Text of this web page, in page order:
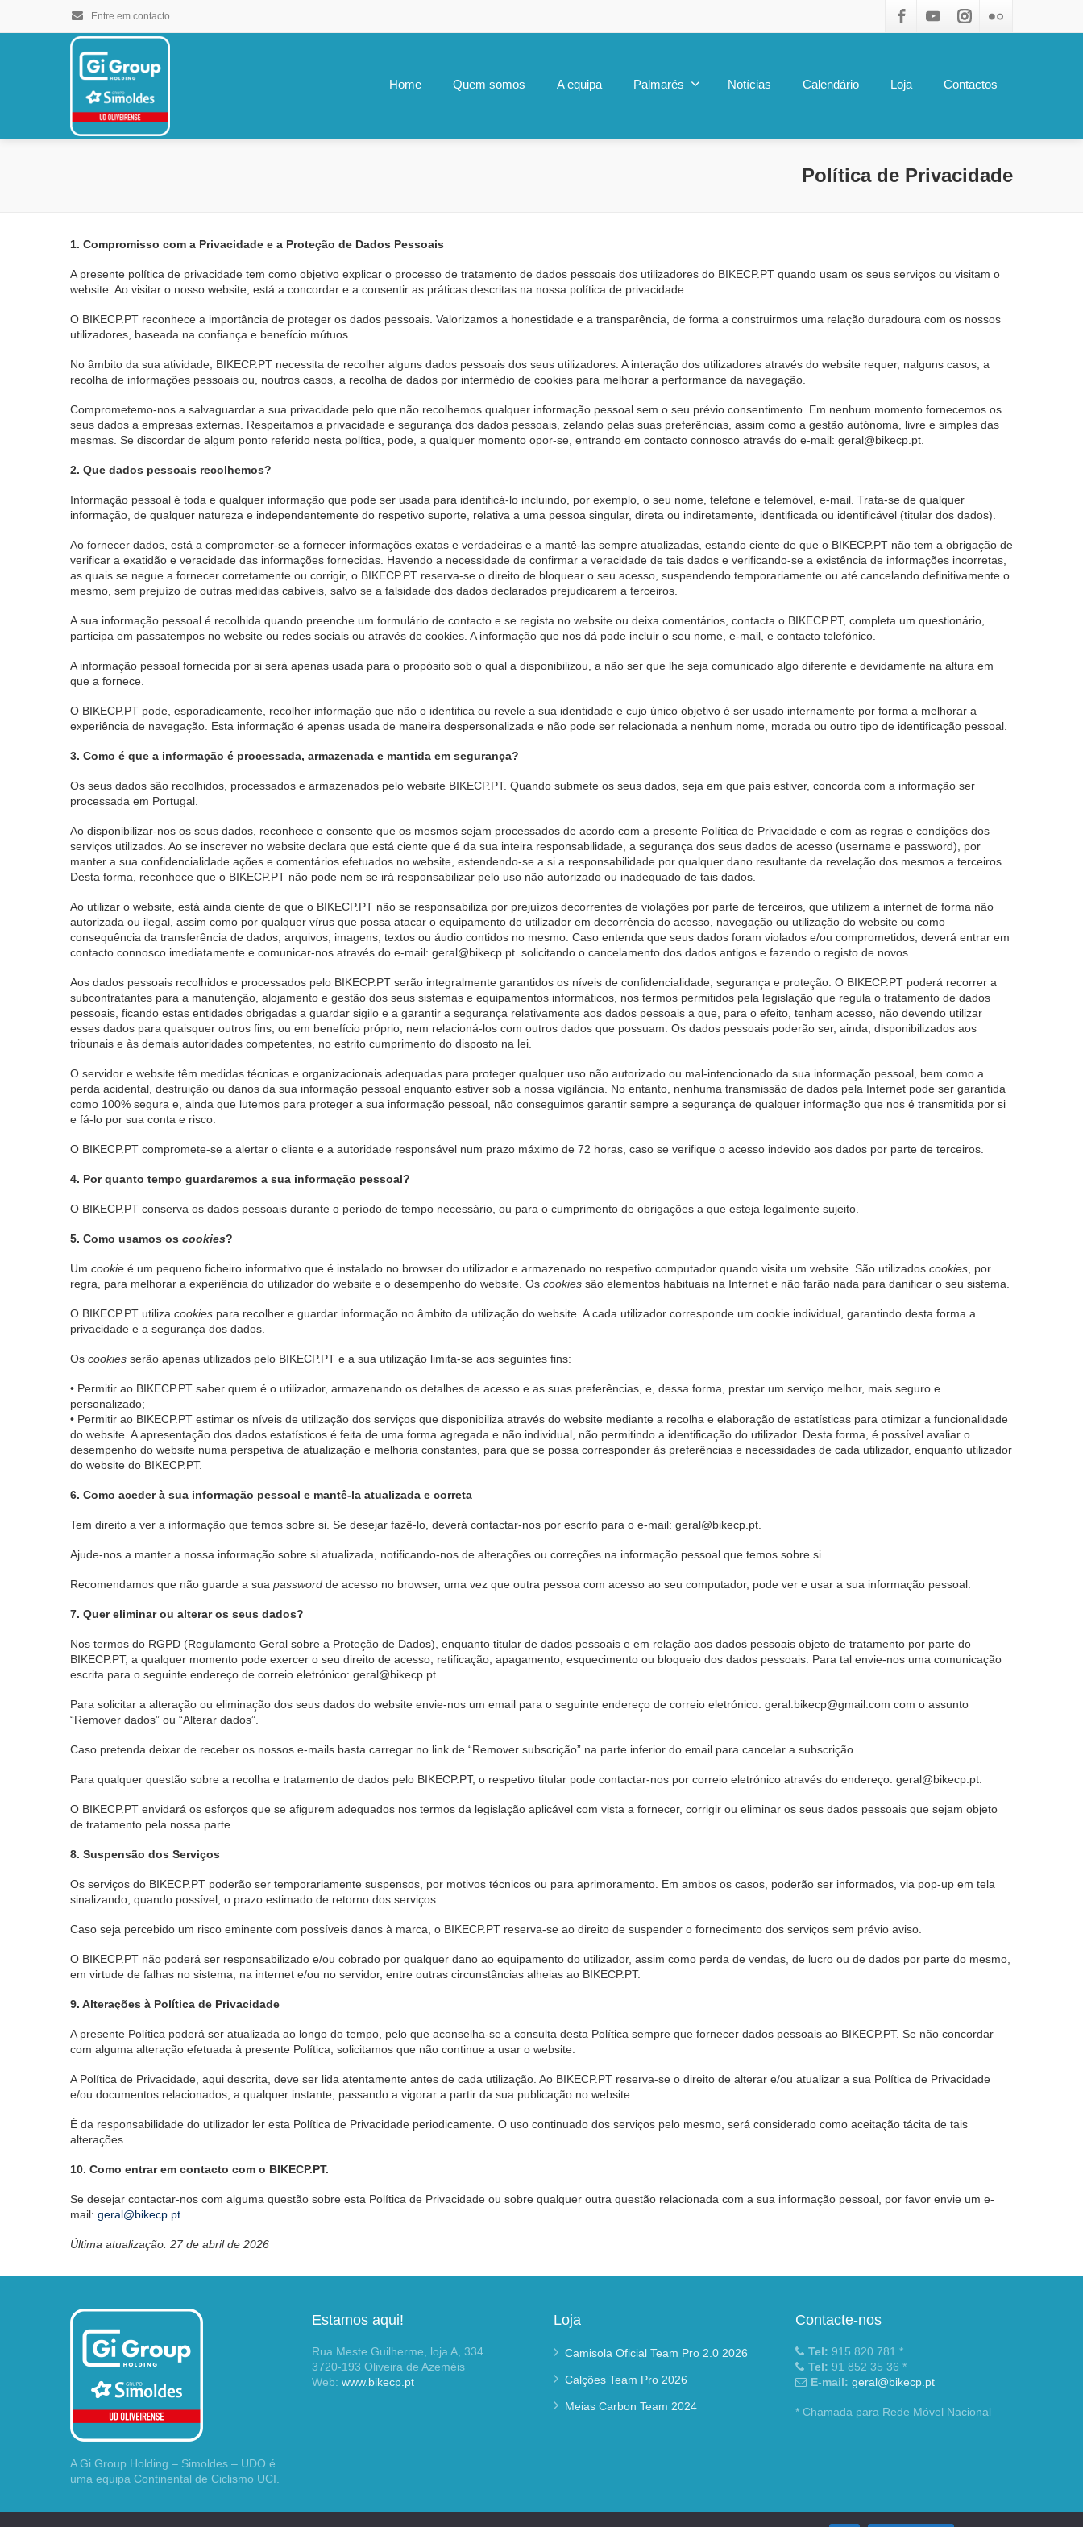
Entre em contacto
Home Quem somos A equipa Palmarés Notícias Calendário Loja Contactos
Política de Privacidade
1. Compromisso com a Privacidade e a Proteção de Dados Pessoais
A presente política de privacidade tem como objetivo explicar o processo de tratamento de dados pessoais dos utilizadores do BIKECP.PT quando usam os seus serviços ou visitam o
website. Ao visitar o nosso website, está a concordar e a consentir as práticas descritas na nossa política de privacidade.
O BIKECP.PT reconhece a importância de proteger os dados pessoais. Valorizamos a honestidade e a transparência, de forma a construirmos uma relação duradoura com os nossos
utilizadores, baseada na confiança e benefício mútuos.
No âmbito da sua atividade, BIKECP.PT necessita de recolher alguns dados pessoais dos seus utilizadores. A interação dos utilizadores através do website requer, nalguns casos, a
recolha de informações pessoais ou, noutros casos, a recolha de dados por intermédio de cookies para melhorar a performance da navegação.
Comprometemo-nos a salvaguardar a sua privacidade pelo que não recolhemos qualquer informação pessoal sem o seu prévio consentimento. Em nenhum momento fornecemos os
seus dados a empresas externas. Respeitamos a privacidade e segurança dos dados pessoais, zelando pelas suas preferências, assim como a gestão autónoma, livre e simples das
mesmas. Se discordar de algum ponto referido nesta política, pode, a qualquer momento opor-se, entrando em contacto connosco através do e-mail: geral@bikecp.pt.
2. Que dados pessoais recolhemos?
Informação pessoal é toda e qualquer informação que pode ser usada para identificá-lo incluindo, por exemplo, o seu nome, telefone e telemóvel, e-mail. Trata-se de qualquer
informação, de qualquer natureza e independentemente do respetivo suporte, relativa a uma pessoa singular, direta ou indiretamente, identificada ou identificável (titular dos dados).
Ao fornecer dados, está a comprometer-se a fornecer informações exatas e verdadeiras e a mantê-las sempre atualizadas, estando ciente de que o BIKECP.PT não tem a obrigação de
verificar a exatidão e veracidade das informações fornecidas. Havendo a necessidade de confirmar a veracidade de tais dados e verificando-se a existência de informações incorretas,
as quais se negue a fornecer corretamente ou corrigir, o BIKECP.PT reserva-se o direito de bloquear o seu acesso, suspendendo temporariamente ou até cancelando definitivamente o
mesmo, sem prejuízo de outras medidas cabíveis, salvo se a falsidade dos dados declarados prejudicarem a terceiros.
A sua informação pessoal é recolhida quando preenche um formulário de contacto e se regista no website ou deixa comentários, contacta o BIKECP.PT, completa um questionário,
participa em passatempos no website ou redes sociais ou através de cookies. A informação que nos dá pode incluir o seu nome, e-mail, e contacto telefónico.
A informação pessoal fornecida por si será apenas usada para o propósito sob o qual a disponibilizou, a não ser que lhe seja comunicado algo diferente e devidamente na altura em
que a fornece.
O BIKECP.PT pode, esporadicamente, recolher informação que não o identifica ou revele a sua identidade e cujo único objetivo é ser usado internamente por forma a melhorar a
experiência de navegação. Esta informação é apenas usada de maneira despersonalizada e não pode ser relacionada a nenhum nome, morada ou outro tipo de identificação pessoal.
3. Como é que a informação é processada, armazenada e mantida em segurança?
Os seus dados são recolhidos, processados e armazenados pelo website BIKECP.PT. Quando submete os seus dados, seja em que país estiver, concorda com a informação ser
processada em Portugal.
Ao disponibilizar-nos os seus dados, reconhece e consente que os mesmos sejam processados de acordo com a presente Política de Privacidade e com as regras e condições dos
serviços utilizados. Ao se inscrever no website declara que está ciente que é da sua inteira responsabilidade, a segurança dos seus dados de acesso (username e password), por
manter a sua confidencialidade ações e comentários efetuados no website, estendendo-se a si a responsabilidade por qualquer dano resultante da revelação dos mesmos a terceiros.
Desta forma, reconhece que o BIKECP.PT não pode nem se irá responsabilizar pelo uso não autorizado ou inadequado de tais dados.
Ao utilizar o website, está ainda ciente de que o BIKECP.PT não se responsabiliza por prejuízos decorrentes de violações por parte de terceiros, que utilizem a internet de forma não
autorizada ou ilegal, assim como por qualquer vírus que possa atacar o equipamento do utilizador em decorrência do acesso, navegação ou utilização do website ou como
consequência da transferência de dados, arquivos, imagens, textos ou áudio contidos no mesmo. Caso entenda que seus dados foram violados e/ou comprometidos, deverá entrar em
contacto connosco imediatamente e comunicar-nos através do e-mail: geral@bikecp.pt. solicitando o cancelamento dos dados antigos e fazendo o registo de novos.
Aos dados pessoais recolhidos e processados pelo BIKECP.PT serão integralmente garantidos os níveis de confidencialidade, segurança e proteção. O BIKECP.PT poderá recorrer a
subcontratantes para a manutenção, alojamento e gestão dos seus sistemas e equipamentos informáticos, nos termos permitidos pela legislação que regula o tratamento de dados
pessoais, ficando estas entidades obrigadas a guardar sigilo e a garantir a segurança relativamente aos dados pessoais a que, para o efeito, tenham acesso, não devendo utilizar
esses dados para quaisquer outros fins, ou em benefício próprio, nem relacioná-los com outros dados que possuam. Os dados pessoais poderão ser, ainda, disponibilizados aos
tribunais e às demais autoridades competentes, no estrito cumprimento do disposto na lei.
O servidor e website têm medidas técnicas e organizacionais adequadas para proteger qualquer uso não autorizado ou mal-intencionado da sua informação pessoal, bem como a
perda acidental, destruição ou danos da sua informação pessoal enquanto estiver sob a nossa vigilância. No entanto, nenhuma transmissão de dados pela Internet pode ser garantida
como 100% segura e, ainda que lutemos para proteger a sua informação pessoal, não conseguimos garantir sempre a segurança de qualquer informação que nos é transmitida por si
e fá-lo por sua conta e risco.
O BIKECP.PT compromete-se a alertar o cliente e a autoridade responsável num prazo máximo de 72 horas, caso se verifique o acesso indevido aos dados por parte de terceiros.
4. Por quanto tempo guardaremos a sua informação pessoal?
O BIKECP.PT conserva os dados pessoais durante o período de tempo necessário, ou para o cumprimento de obrigações a que esteja legalmente sujeito.
5. Como usamos os cookies?
Um cookie é um pequeno ficheiro informativo que é instalado no browser do utilizador e armazenado no respetivo computador quando visita um website. São utilizados cookies , por
regra, para melhorar a experiência do utilizador do website e o desempenho do website. Os cookies são elementos habituais na Internet e não farão nada para danificar o seu sistema.
O BIKECP.PT utiliza cookies para recolher e guardar informação no âmbito da utilização do website. A cada utilizador corresponde um cookie individual, garantindo desta forma a
privacidade e a segurança dos dados.
Os cookies serão apenas utilizados pelo BIKECP.PT e a sua utilização limita-se aos seguintes fins:
• Permitir ao BIKECP.PT saber quem é o utilizador, armazenando os detalhes de acesso e as suas preferências, e, dessa forma, prestar um serviço melhor, mais seguro e
personalizado;
• Permitir ao BIKECP.PT estimar os níveis de utilização dos serviços que disponibiliza através do website mediante a recolha e elaboração de estatísticas para otimizar a funcionalidade
do website. A apresentação dos dados estatísticos é feita de uma forma agregada e não individual, não permitindo a identificação do utilizador. Desta forma, é possível avaliar o
desempenho do website numa perspetiva de atualização e melhoria constantes, para que se possa corresponder às preferências e necessidades de cada utilizador, enquanto utilizador
do website do BIKECP.PT.
6. Como aceder à sua informação pessoal e mantê-la atualizada e correta
Tem direito a ver a informação que temos sobre si. Se desejar fazê-lo, deverá contactar-nos por escrito para o e-mail: geral@bikecp.pt.
Ajude-nos a manter a nossa informação sobre si atualizada, notificando-nos de alterações ou correções na informação pessoal que temos sobre si.
Recomendamos que não guarde a sua password de acesso no browser, uma vez que outra pessoa com acesso ao seu computador, pode ver e usar a sua informação pessoal.
7. Quer eliminar ou alterar os seus dados?
Nos termos do RGPD (Regulamento Geral sobre a Proteção de Dados), enquanto titular de dados pessoais e em relação aos dados pessoais objeto de tratamento por parte do
BIKECP.PT, a qualquer momento pode exercer o seu direito de acesso, retificação, apagamento, esquecimento ou bloqueio dos dados pessoais. Para tal envie-nos uma comunicação
escrita para o seguinte endereço de correio eletrónico: geral@bikecp.pt.
Para solicitar a alteração ou eliminação dos seus dados do website envie-nos um email para o seguinte endereço de correio eletrónico: geral.bikecp@gmail.com com o assunto
“Remover dados” ou “Alterar dados”.
Caso pretenda deixar de receber os nossos e-mails basta carregar no link de “Remover subscrição” na parte inferior do email para cancelar a subscrição.
Para qualquer questão sobre a recolha e tratamento de dados pelo BIKECP.PT, o respetivo titular pode contactar-nos por correio eletrónico através do endereço: geral@bikecp.pt.
O BIKECP.PT envidará os esforços que se afigurem adequados nos termos da legislação aplicável com vista a fornecer, corrigir ou eliminar os seus dados pessoais que sejam objeto
de tratamento pela nossa parte.
8. Suspensão dos Serviços
Os serviços do BIKECP.PT poderão ser temporariamente suspensos, por motivos técnicos ou para aprimoramento. Em ambos os casos, poderão ser informados, via pop-up em tela
sinalizando, quando possível, o prazo estimado de retorno dos serviços.
Caso seja percebido um risco eminente com possíveis danos à marca, o BIKECP.PT reserva-se ao direito de suspender o fornecimento dos serviços sem prévio aviso.
O BIKECP.PT não poderá ser responsabilizado e/ou cobrado por qualquer dano ao equipamento do utilizador, assim como perda de vendas, de lucro ou de dados por parte do mesmo,
em virtude de falhas no sistema, na internet e/ou no servidor, entre outras circunstâncias alheias ao BIKECP.PT.
9. Alterações à Política de Privacidade
A presente Política poderá ser atualizada ao longo do tempo, pelo que aconselha-se a consulta desta Política sempre que fornecer dados pessoais ao BIKECP.PT. Se não concordar
com alguma alteração efetuada à presente Política, solicitamos que não continue a usar o website.
A Política de Privacidade, aqui descrita, deve ser lida atentamente antes de cada utilização. Ao BIKECP.PT reserva-se o direito de alterar e/ou atualizar a sua Política de Privacidade
e/ou documentos relacionados, a qualquer instante, passando a vigorar a partir da sua publicação no website.
É da responsabilidade do utilizador ler esta Política de Privacidade periodicamente. O uso continuado dos serviços pelo mesmo, será considerado como aceitação tácita de tais
alterações.
10. Como entrar em contacto com o BIKECP.PT.
Se desejar contactar-nos com alguma questão sobre esta Política de Privacidade ou sobre qualquer outra questão relacionada com a sua informação pessoal, por favor envie um e-
mail: geral@bikecp.pt
Última atualização: 27 de abril de 2026
A Gi Group Holding – Simoldes – UDO é
uma equipa Continental de Ciclismo UCI.
Estamos aqui!
Rua Meste Guilherme, loja A, 334
3720-193 Oliveira de Azeméis
Web: www.bikecp.pt
Loja
Camisola Oficial Team Pro 2.0 2026
Calções Team Pro 2026
Meias Carbon Team 2024
Contacte-nos
Tel: 915 820 781 *
Tel: 91 852 35 36 *
E-mail: geral@bikecp.pt
* Chamada para Rede Móvel Nacional